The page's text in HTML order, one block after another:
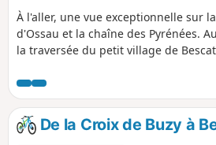
À l'aller, une vue exceptionnelle sur
d'Ossau et la chaîne des Pyrénées.
la traversée du petit village de
De la Croix de Buzy à